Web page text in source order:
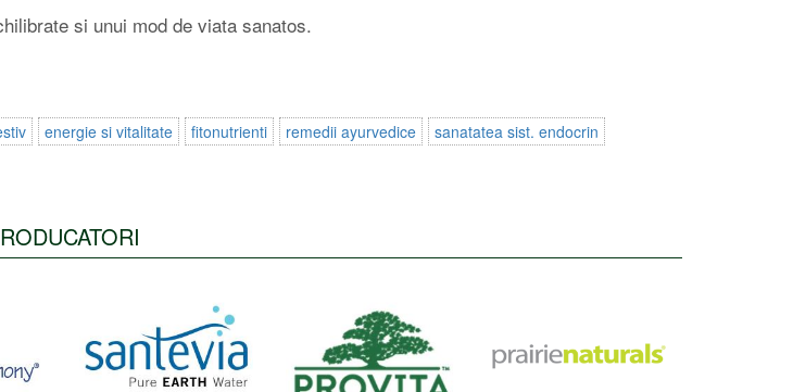
si unui mod de viata sanatos.
energie si vitalitate fitonutrienti remedii ayurvedice sanatatea sist. endocrin